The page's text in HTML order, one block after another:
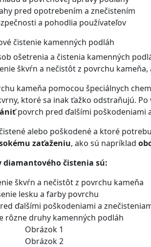
pred opotrebením a znečistením
a pohodlia používateľov
čistenie kamenných podláh
ošetrenia a čistenia kamenných
škvŕn a nečistôt z povrchu kameňa,
kameňa pomocou špeciálnych
ktoré sa inak ťažko odstraňujú.
povrch pred ďalšími poškodeniami
alebo poškodené a ktoré
zaťaženiu, ako sú napríklad
diamantového čistenia sú:
škvŕn a nečistôt z povrchu kameňa
lesku a farby povrchu
ďalšími poškodeniami a
rôzne druhy kamenných podláh